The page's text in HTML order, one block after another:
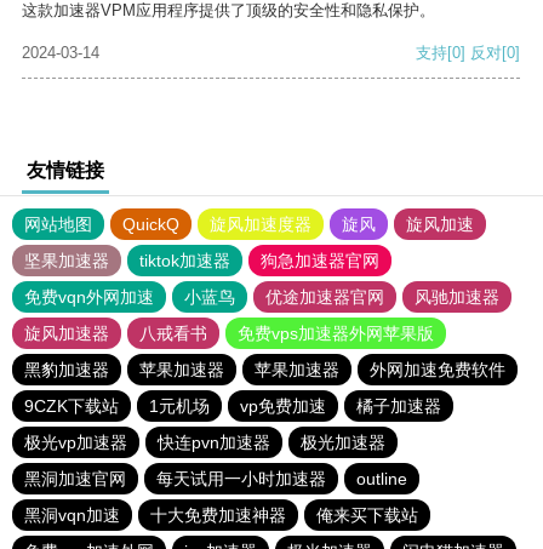
这款加速器VPM应用程序提供了顶级的安全性和隐私保护。
2024-03-14 支持[0] 反对[0]
友情链接
网站地图 QuickQ 旋风加速度器 旋风
旋风加速
坚果加速器
tiktok加速器
狗急加速器官网
免费vqn外网加速
小蓝鸟 优途加速器官网
风驰加速器
旋风加速器
八戒看书
免费vps加速器外网苹果版
黑豹加速器
苹果加速器 苹果加速器
外网加速免费软件
9CZK下载站
1元机场 vp免费加速
橘子加速器
极光vp加速器
快连pvn加速器
极光加速器
黑洞加速官网
每天试用一小时加速器
outline
黑洞vqn加速
十大免费加速神器
俺来买下载站